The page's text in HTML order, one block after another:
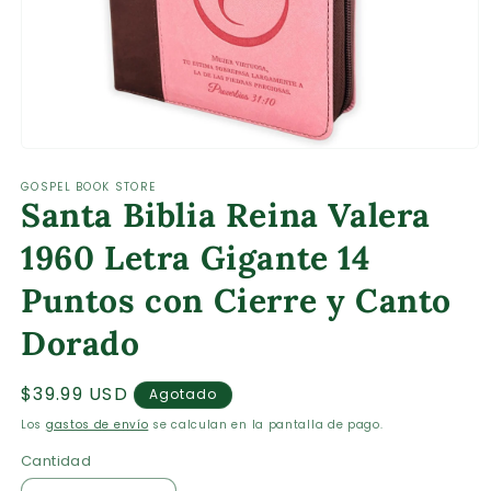
multimedia
1
en
ventana
modal
GOSPEL BOOK STORE
Santa Biblia Reina Valera
1960 Letra Gigante 14
Puntos con Cierre y Canto
Dorado
Precio
habitual
$39.99 USD Agotado
Los gastos de envío se calculan en la pantalla de pago.
Cantidad
Cantidad